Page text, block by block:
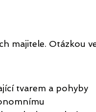
majitele. Otázkou
tvarem a pohyby